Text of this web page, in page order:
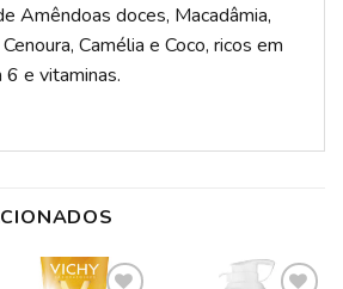
Amêndoas doces, Macadâmia,
Camélia e Coco, ricos em
e vitaminas.